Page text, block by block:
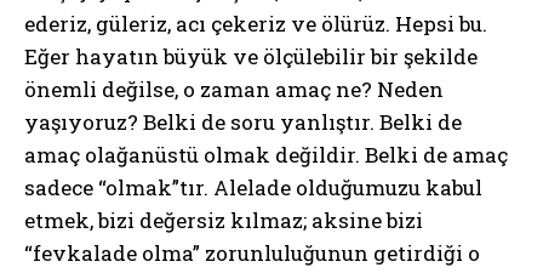
ederiz, güleriz, acı çekeriz ve ölürüz. Hepsi bu.
Eğer hayatın büyük ve ölçülebilir bir şekilde
önemli değilse, o zaman amaç ne? Neden
yaşıyoruz? Belki de soru yanlıştır. Belki de
amaç olağanüstü olmak değildir. Belki de amaç
sadece “olmak”tır. Alelade olduğumuzu kabul
etmek, bizi değersiz kılmaz; aksine bizi
“fevkalade olma” zorunluluğunun getirdiği o